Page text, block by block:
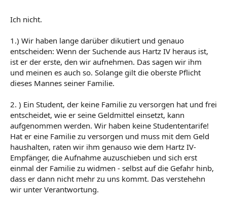
Ich nicht.
1.) Wir haben lange darüber dikutiert und genauo
entscheiden: Wenn der Suchende aus Hartz IV heraus ist,
ist er der erste, den wir aufnehmen. Das sagen wir ihm
und meinen es auch so. Solange gilt die oberste Pflicht
dieses Mannes seiner Familie.
2. ) Ein Student, der keine Familie zu versorgen hat und frei
entscheidet, wie er seine Geldmittel einsetzt, kann
aufgenommen werden. Wir haben keine Studententarife!
Hat er eine Familie zu versorgen und muss mit dem Geld
haushalten, raten wir ihm genauso wie dem Hartz IV-
Empfänger, die Aufnahme auzuschieben und sich erst
einmal der Familie zu widmen - selbst auf die Gefahr hinb,
dass er dann nicht mehr zu uns kommt. Das verstehehn
wir unter Verantwortung.